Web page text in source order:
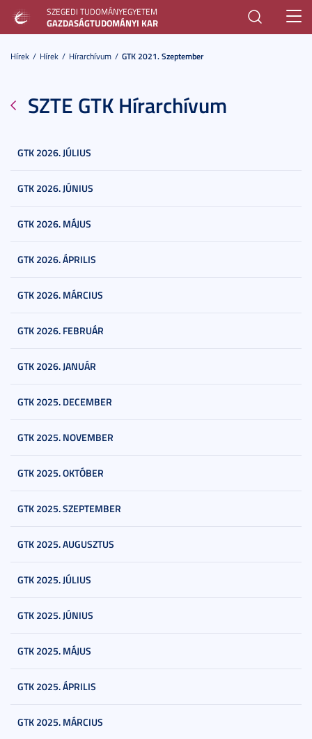
SZEGEDI TUDOMÁNYEGYETEM
GAZDASÁGTUDOMÁNYI KAR
Hírek Hírek Hírarchívum GTK 2021. Szeptember
SZTE GTK Hírarchívum
GTK 2026. JÚLIUS
GTK 2026. JÚNIUS
GTK 2026. MÁJUS
GTK 2026. ÁPRILIS
GTK 2026. MÁRCIUS
GTK 2026. FEBRUÁR
GTK 2026. JANUÁR
GTK 2025. DECEMBER
GTK 2025. NOVEMBER
GTK 2025. OKTÓBER
GTK 2025. SZEPTEMBER
GTK 2025. AUGUSZTUS
GTK 2025. JÚLIUS
GTK 2025. JÚNIUS
GTK 2025. MÁJUS
GTK 2025. ÁPRILIS
GTK 2025. MÁRCIUS